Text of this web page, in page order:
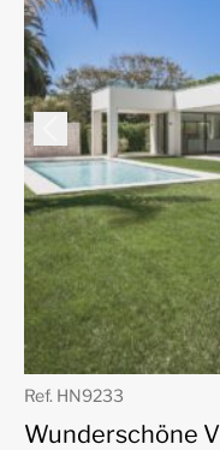
Ref. HN9233
Wunderschöne